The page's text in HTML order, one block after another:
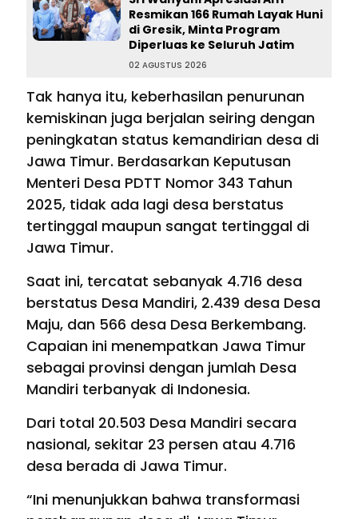
Resmikan 166 Rumah Layak Huni
di Gresik, Minta Program
Diperluas ke Seluruh Jatim
02 AGUSTUS 2026
Tak hanya itu, keberhasilan penurunan
kemiskinan juga berjalan seiring dengan
peningkatan status kemandirian desa di
Jawa Timur. Berdasarkan Keputusan
Menteri Desa PDTT Nomor 343 Tahun
2025, tidak ada lagi desa berstatus
tertinggal maupun sangat tertinggal di
Jawa Timur.
Saat ini, tercatat sebanyak 4.716 desa
berstatus Desa Mandiri, 2.439 desa Desa
Maju, dan 566 desa Desa Berkembang.
Capaian ini menempatkan Jawa Timur
sebagai provinsi dengan jumlah Desa
Mandiri terbanyak di Indonesia.
Dari total 20.503 Desa Mandiri secara
nasional, sekitar 23 persen atau 4.716
desa berada di Jawa Timur.
“Ini menunjukkan bahwa transformasi